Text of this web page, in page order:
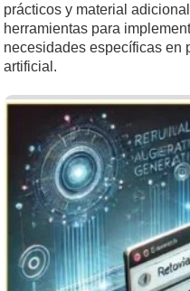
prácticos y material
herramientas para
necesidades específicas en
artificial.